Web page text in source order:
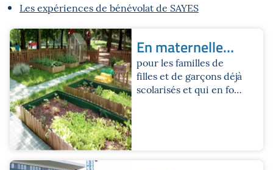
Les expériences de bénévolat de SAYES
En maternelle
pour le mois de
juillet
pour les familles de
filles et de garçons déjà
scolarisés et qui en font